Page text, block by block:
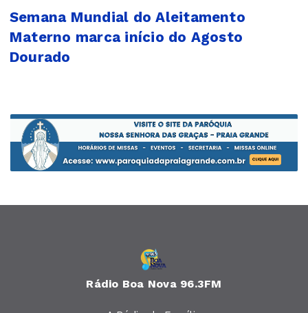
Semana Mundial do Aleitamento
Materno marca início do Agosto
Dourado
Rádio Boa Nova 96.3FM